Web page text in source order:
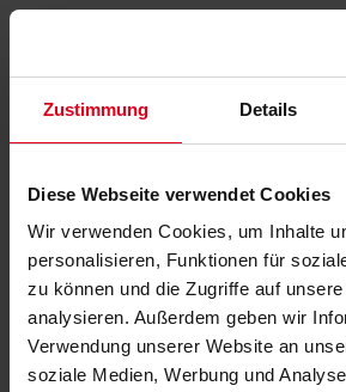
Zustimmung Details
Diese Webseite verwendet Cookies
Wir verwenden Cookies, um Inhalte
personalisieren, Funktionen für
zu können und die Zugriffe auf
analysieren. Außerdem geben wir
Verwendung unserer Website an
soziale Medien, Werbung und